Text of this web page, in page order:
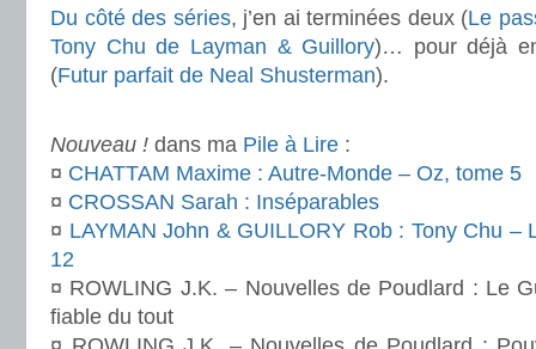
Du côté des séries, j’en ai terminées deux (Le
Tony Chu de Layman & Guillory)… pour déjà
(Futur parfait de Neal Shusterman).
Nouveau ! dans ma Pile à Lire :
¤ CHATTAM Maxime : Autre-Monde – Oz, tome 5
¤ CROSSAN Sarah : Inséparables
¤ LAYMAN John & GUILLORY Rob : Tony Chu –
12
¤ ROWLING J.K. – Nouvelles de Poudlard : Le
fiable du tout